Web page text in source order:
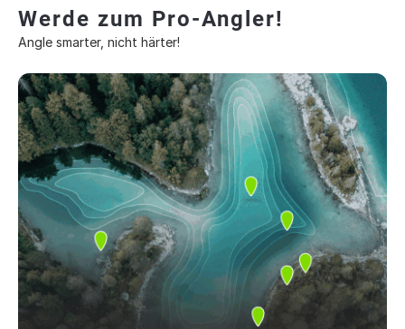
Werde zum Pro-Angler!
Angle smarter, nicht härter!